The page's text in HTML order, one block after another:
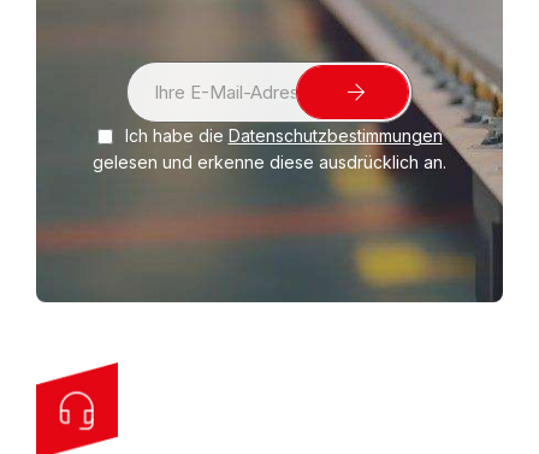
o
O
u
r
Ich habe die Datenschutzbestimmungen
gelesen und erkenne diese ausdrücklich an.